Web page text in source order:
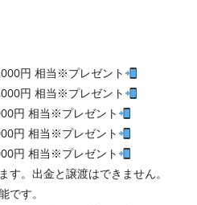
円 相当※プレゼント
円 相当※プレゼント
円 相当※プレゼント
円 相当※プレゼント
円 相当※プレゼント
。出金と譲渡はできません。
です。